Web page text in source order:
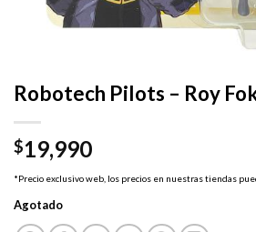
Robotech Pilots – Roy
$19,990
*Precio exclusivo web, los precios en nuestras tiendas
Agotado